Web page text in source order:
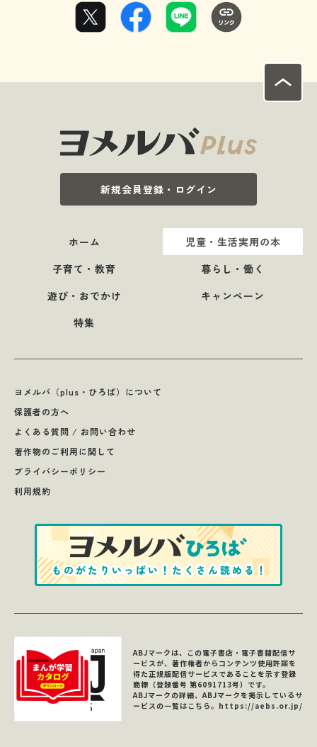
新規会員登録・ログイン
ホーム
児童・生活実用の本
子育て・教育
暮らし・働く
遊び・おでかけ
キャンペーン
特集
ヨメルバ（plus・ひろば）について
保護者の方へ
よくある質問 / お問い合わせ
著作物のご利用に関して
プライバシーポリシー
利用規約
ABJマークは、この電子書店・電子書籍配信サ
ービスが、著作権者からコンテンツ使用許諾を
得た正規版配信サービスであることを示す登録
商標（登録番号 第6091713号）です。
ABJマークの詳細、ABJマークを掲示しているサ
ービスの一覧はこちら。 https://aebs.or.jp/